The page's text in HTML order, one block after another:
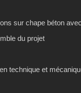
sur chape béton
du projet
technique et